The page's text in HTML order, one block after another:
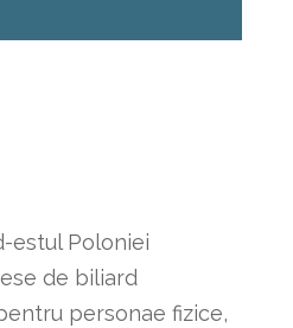
estul Poloniei
de biliard
personae fizice,